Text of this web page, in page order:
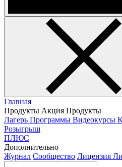
Главная
Продукты Акция Продукты
Лагерь Программы Видеокурсы
Розыгрыш
ПЛЮС
Дополнительно
Журнал Сообщество Лицензия